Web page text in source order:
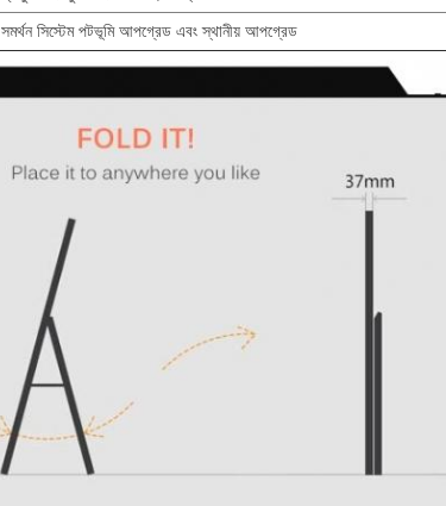
সমর্থন সিস্টেম পটভূমি আপগ্রেড এবং স্থানীয় আপগ্রেড